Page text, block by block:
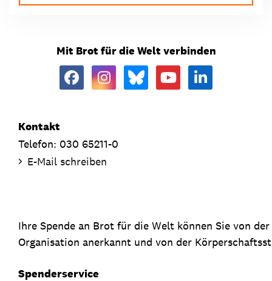
Mit Brot für die Welt verbinden
Kontakt
Telefon: 030 65211-0
E-Mail schreiben
Ihre Spende an Brot für die Welt können Sie von
Organisation anerkannt und von der
Spenderservice